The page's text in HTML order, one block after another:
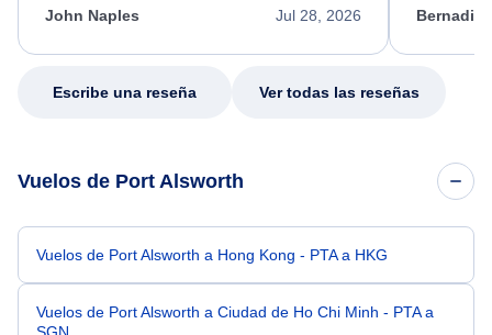
appreciate her excellent service.
Jul 28, 2026
John Naples
my issue.
Escribe una reseña Ver todas las reseñas
Vuelos de Port Alsworth
Vuelos de Port Alsworth a Hong Kong - PTA a HKG
Vuelos de Port Alsworth a Ciudad de Ho Chi Minh - PTA a